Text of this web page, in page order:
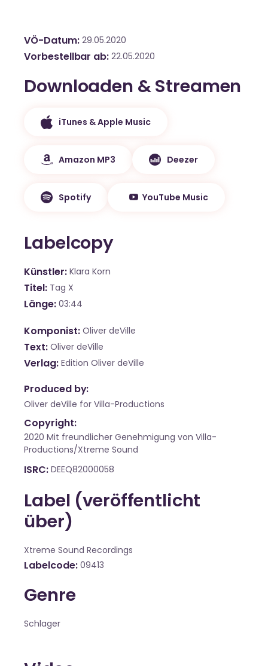
VÖ-Datum 29.05.2020
Vorbestellbar ab 22.05.2020
Downloaden & Streamen
iTunes & Apple Music
Amazon MP3 Deezer
Spotify YouTube Music
Labelcopy
Künstler Klara Korn
Titel Tag X
Länge 03:44
Komponist Oliver deVille
Text Oliver deVille
Verlag Edition Oliver deVille
Produced by:
Oliver deVille for Villa-Productions
Copyright:
2020 Mit freundlicher Genehmigung von Villa-
Productions/Xtreme Sound
ISRC DEEQ82000058
Label (veröffentlicht
über)
Xtreme Sound Recordings
Labelcode 09413
Genre
Schlager